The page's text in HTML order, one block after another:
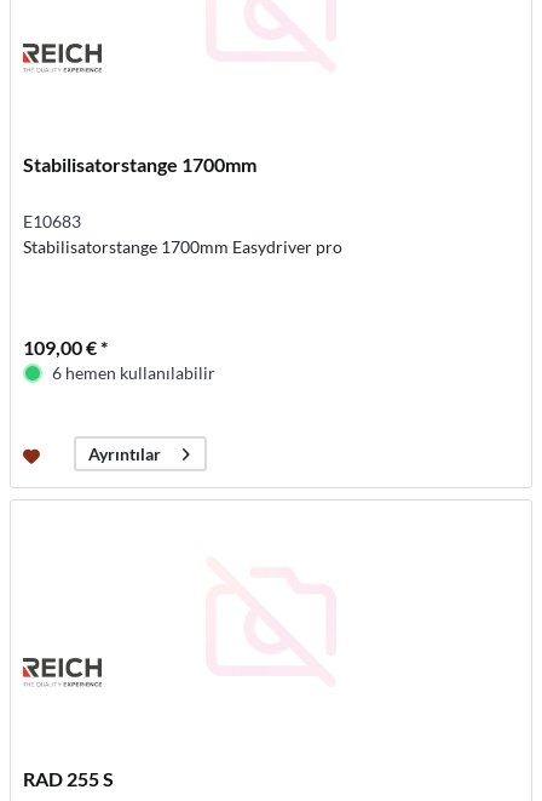
Stabilisatorstange 1700mm
E10683
Stabilisatorstange 1700mm Easydriver pro
109,00 € *
6 hemen kullanılabilir
Ayrıntılar
RAD 255 S